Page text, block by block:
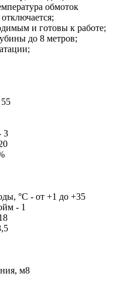
обмоток
и готовы к работе;
до 8 метров;
3
°С - от +1 до +35
- 1
м8